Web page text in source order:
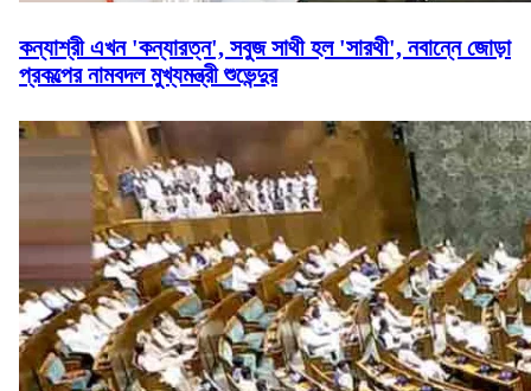
কন্যাশ্রী এখন 'কন্যারত্ন', সবুজ সাথী হল 'সারথী', নবান্নে জোড়া
প্রকল্পের নামবদল মুখ্যমন্ত্রী শুভেন্দুর